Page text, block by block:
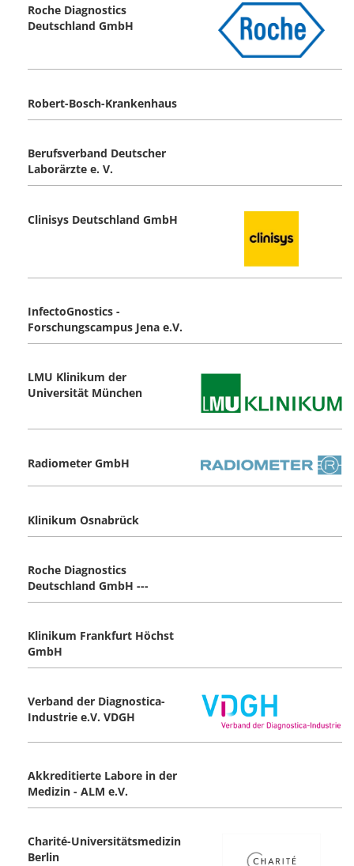
Roche Diagnostics
Deutschland GmbH
Robert-Bosch-Krankenhaus
Berufsverband Deutscher
Laborärzte e. V.
Clinisys Deutschland GmbH
InfectoGnostics -
Forschungscampus Jena e.V.
LMU Klinikum der
Universität München
Radiometer GmbH
Klinikum Osnabrück
Roche Diagnostics
Deutschland GmbH ---
Klinikum Frankfurt Höchst
GmbH
Verband der Diagnostica-
Industrie e.V. VDGH
Akkreditierte Labore in der
Medizin - ALM e.V.
Charité-Universitätsmedizin
Berlin